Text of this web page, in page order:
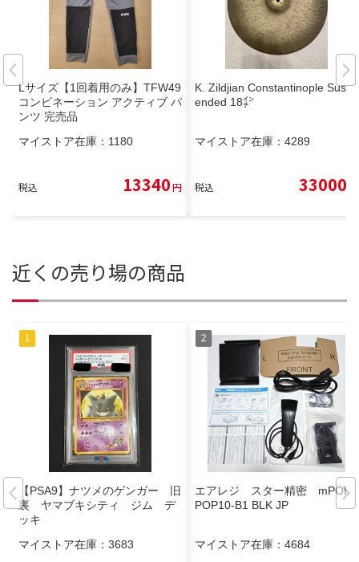
Lサイズ【1回着用のみ】TFW49
コンビネーション アクティブ パ
ンツ 完売品
マイストア在庫： 1180
税込 13340円
K. Zildjian Constantinople Susp
ended 18㌅
マイストア在庫： 4289
税込 33000
近くの売り場の商品
【PSA9】ナツメのゲンガー 旧
裏 ヤマブキシティ ジム デ
ッキ
マイストア在庫： 3683
エアレジ スター精密 mPOP
POP10-B1 BLK JP
マイストア在庫： 4684